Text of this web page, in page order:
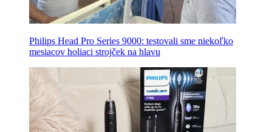
Philips Head Pro Series 9000: testovali sme niekoľko
mesiacov holiaci strojček na hlavu